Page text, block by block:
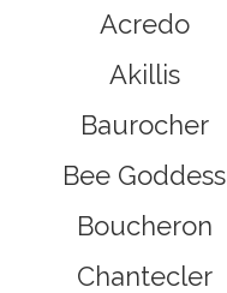
Acredo
Akillis
Baurocher
Bee Goddess
Boucheron
Chantecler